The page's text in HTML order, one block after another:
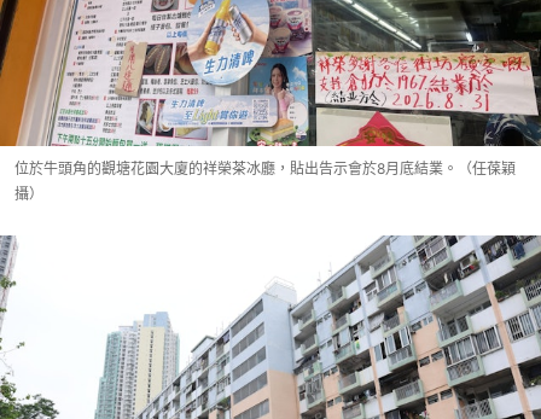
位於牛頭角的觀塘花園大廈的祥榮茶冰廳，貼出告示會於8月底結業。（任葆穎
攝）